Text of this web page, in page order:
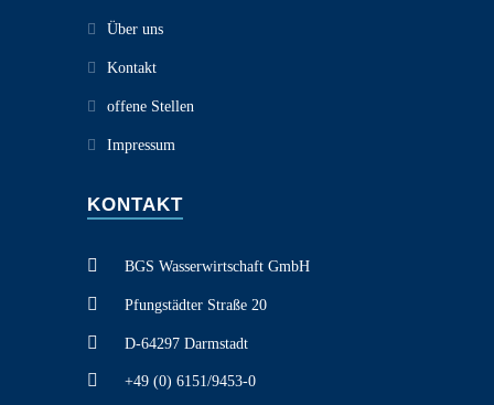
Über uns
Kontakt
offene Stellen
Impressum
KONTAKT
BGS Wasserwirtschaft GmbH
Pfungstädter Straße 20
D-64297 Darmstadt
+49 (0) 6151/9453-0